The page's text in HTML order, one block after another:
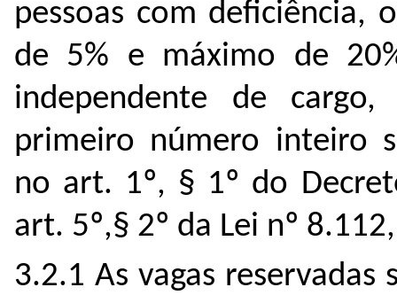
pessoas com deficiência,
de 5% e máximo de
independente de
primeiro número inteiro
no art. 1º, § 1º do
art. 5º,§ 2º da Lei nº
3.2.1 As vagas